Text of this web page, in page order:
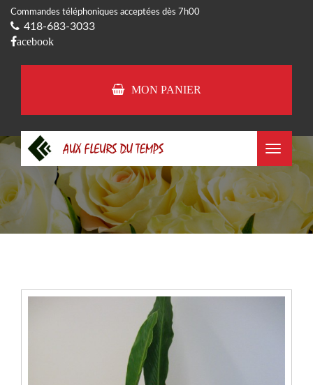
Commandes téléphoniques acceptées dès 7h00
418-683-3033
acebook
MON PANIER
Toggle